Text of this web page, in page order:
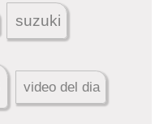
suzuki
video del dia